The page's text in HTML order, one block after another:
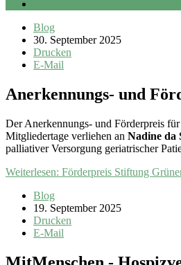
Blog
30. September 2025
Drucken
E-Mail
Anerkennungs- und
Der Anerkennungs- und Förderpreis
Mitgliedertage verliehen an Nadine da
palliativer Versorgung geriatrischer
Weiterlesen: Förderpreis Stiftung
Blog
19. September 2025
Drucken
E-Mail